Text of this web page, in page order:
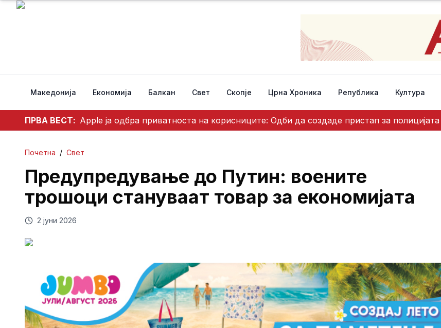
Македонија Економија Балкан Свет Скопје Црна Хроника Република Култура
ПРВА ВЕСТ: Apple ја одбра приватноста на корисниците: Одби да создаде пристап за
Почетна / Свет
Предупредување до Путин: воените
трошоци стануваат товар за економијата
2 јуни 2026